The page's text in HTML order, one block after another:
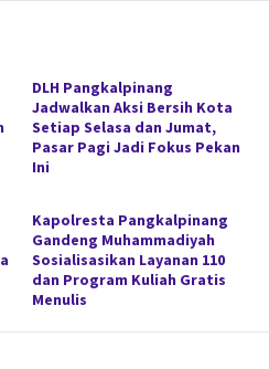
DLH Pangkalpinang
Jadwalkan Aksi Bersih Kota
Setiap Selasa dan Jumat,
Pasar Pagi Jadi Fokus Pekan
Ini
Kapolresta Pangkalpinang
Gandeng Muhammadiyah
Sosialisasikan Layanan 110
dan Program Kuliah Gratis
Menulis